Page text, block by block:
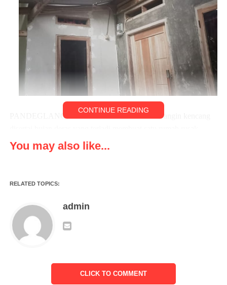
PANDEGLANG, klikviral.com – Cuaca buruk angin kencang
parah. Penyebabnya, Hujan deras disertai angin kencang rumah
milik Enjun (38th) tertimpa pohon tumbang pada Sabtu
menyampaikan cuaca ekstrem yang terjadi membuat satu pohon
berukuran besar tumbang. Itu terjadi di Kampung Salam Desa
Mendung RT 03, RW 04 Kecamatan Cibaliung Kabupaten
Pandeglang, Banten. “Kejadian diperkirakan sekira dini hari.
kepada awak media klikviral.com.
CONTINUE READING
You may also like...
RELATED TOPICS:
admin
CLICK TO COMMENT